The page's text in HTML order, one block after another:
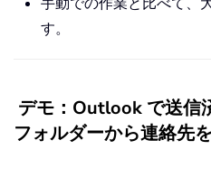
す。
デモ：Outlook で送信
フォルダーから連絡先